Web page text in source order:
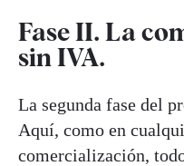
Fase II. La
sin IVA.
La segunda fase del
Aquí, como en
comercialización,